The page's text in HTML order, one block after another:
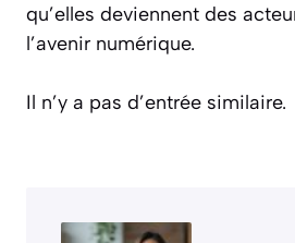
qu’elles deviennent des
l’avenir numérique.
Il n’y a pas d’entrée similaire.